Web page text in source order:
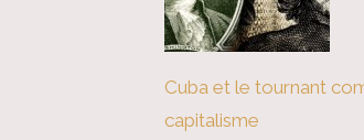
Cuba et le tournant
capitalisme